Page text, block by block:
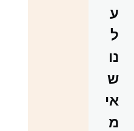
ע
ל
נו
ש
אי
מ